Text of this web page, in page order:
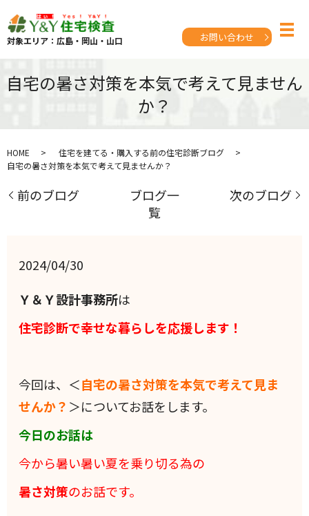
対象エリア：広島・岡山・山口 お問い合わせ
自宅の暑さ対策を本気で考えて見ません
か？
HOME
住宅を建てる・購入する前の住宅診断ブログ
自宅の暑さ対策を本気で考えて見ませんか？
前のブログ
ブログ一
覧
次のブログ
2024/04/30
Ｙ＆Ｙ設計事務所は
住宅診断で幸せな暮らしを応援します！
今回は、＜自宅の暑さ対策を本気で考えて見ま
せんか？ ＞についてお話をします。
今日のお話は
今から暑い暑い夏を乗り切る為の
暑さ対策のお話です。